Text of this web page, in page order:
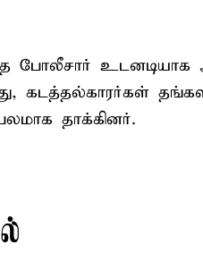
போலீசார் உடனடியாக
கடத்தல்காரர்கள்
தாக்கினர்.